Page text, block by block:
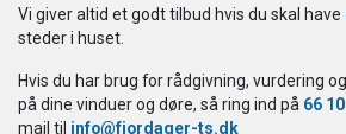
Vi giver altid et godt tilbud hvis du skal have
steder i huset.
Hvis du har brug for rådgivning, vurdering
på dine vinduer og døre, så ring ind på 66
mail til info@fjordager-ts.dk